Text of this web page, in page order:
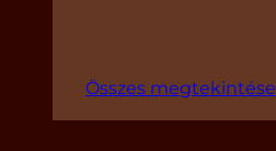
Összes megtekintése